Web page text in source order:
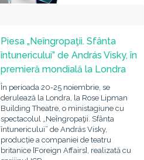
Piesa „Neîngropaţii. Sfânta
întunericului” de András Visky, în
premieră mondială la Londra
În perioada 20-25 noiembrie, se
derulează la Londra, la Rose Lipman
Building Theatre, o ministagiune cu
spectacolul „Neîngropaţii. Sfânta
întunericului” de András Visky,
producție a companiei de teatru
britanice [Foreign Affairs], realizată cu